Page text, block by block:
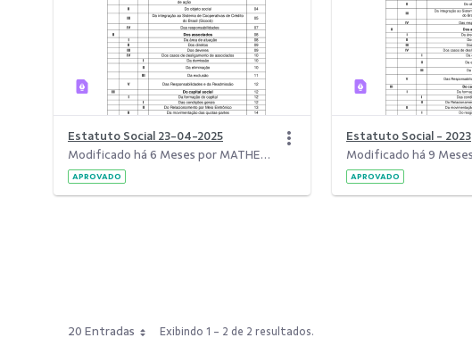
Estatuto Social 23-04-2025
Modificado há 6 Meses por MATHEUS CUNHA DIVERNO.
APROVADO
Estatuto Social - 2023
APROVADO
20 Entradas Exibindo 1 - 2 de 2 resultados.